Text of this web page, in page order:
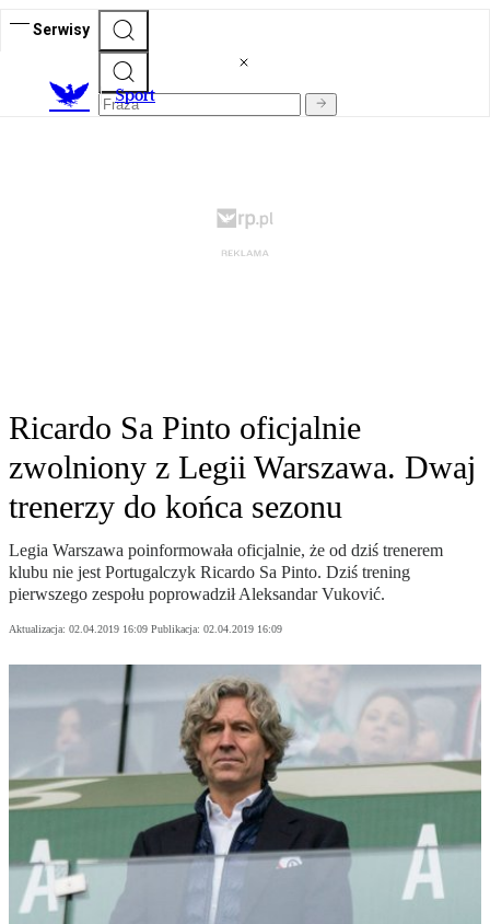
Serwisy
Sport
Ricardo Sa Pinto oficjalnie
zwolniony z Legii Warszawa. Dwaj
trenerzy do końca sezonu
Legia Warszawa poinformowała oficjalnie, że od dziś trenerem
klubu nie jest Portugalczyk Ricardo Sa Pinto. Dziś trening
pierwszego zespołu poprowadził Aleksandar Vuković.
Aktualizacja: 02.04.2019 16:09 Publikacja: 02.04.2019 16:09